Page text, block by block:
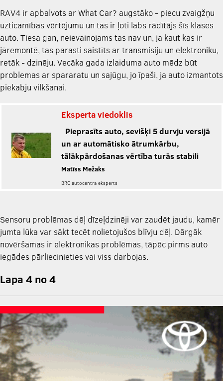
RAV4 ir apbalvots ar What Car? augstāko - piecu zvaigžņu
uzticamības vērtējumu un tas ir ļoti labs rādītājs šīs klases
auto. Tiesa gan, neievainojams tas nav un, ja kaut kas ir
jāremontē, tas parasti saistīts ar transmisiju un elektroniku,
retāk - dzinēju. Vecāka gada izlaiduma auto mēdz būt
problemas ar spararatu un sajūgu, jo īpaši, ja auto izmantots
piekabju vilkšanai.
Eksperta viedoklis
Pieprasīts auto, sevišķi 5 durvju versijā
un ar automātisko ātrumkārbu,
tālākpārdošanas vērtība turās stabili
Matīss Mežaks
BRC autocentra eksperts
Sensoru problēmas dēļ dīzeļdzinēji var zaudēt jaudu, kamēr
jumta lūka var sākt tecēt nolietojušos blīvju dēļ. Dārgāk
novēršamas ir elektronikas problēmas, tāpēc pirms auto
iegādes pārliecinieties vai viss darbojas.
Lapa 4 no 4